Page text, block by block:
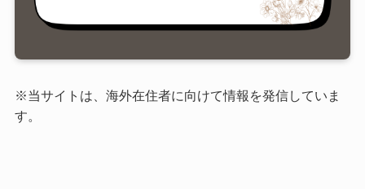
※当サイトは、海外在住者に向けて情報を発信していま
す。